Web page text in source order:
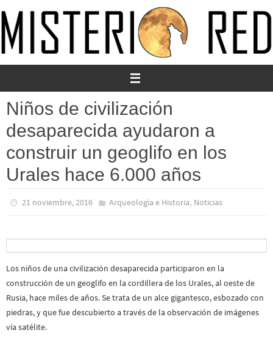
al
contenido
Niños de civilización
desaparecida ayudaron a
construir un geoglifo en los
Urales hace 6.000 años
21 noviembre, 2016 Arqueología e Historia, Noticias
Los niños de una civilización desaparecida participaron en la
construcción de un geoglifo en la cordillera de los Urales, al oeste de
Rusia, hace miles de años. Se trata de un alce gigantesco, esbozado con
piedras, y que fue descubierto a través de la observación de imágenes
vía satélite.